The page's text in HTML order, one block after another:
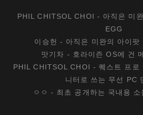
PHIL CHITSOL CHOI - 아직은 미
EGG
이승헌 - 아직은 미완의 아이
맛기차 - 호라이즌 OS에 건
PHIL CHITSOL CHOI -퀘스트 프로
니터로 쓰는 무선 PC
ㅇㅇ - 최초 공개하는 국내용